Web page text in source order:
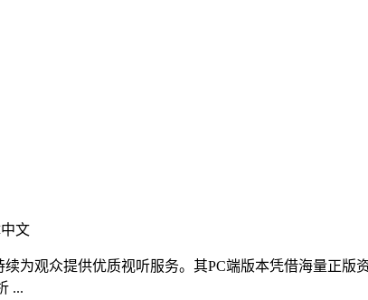
文
为观众提供优质视听服务。其PC端版本凭借海量正
...